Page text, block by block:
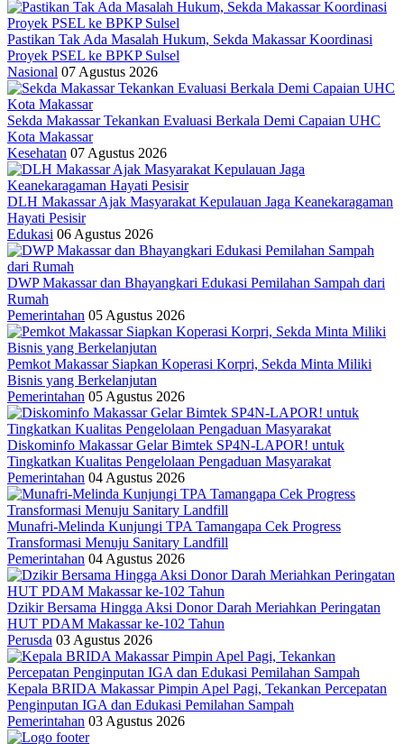
Pastikan Tak Ada Masalah Hukum, Sekda Makassar Koordinasi
Proyek PSEL ke BPKP Sulsel
Nasional 07 Agustus 2026
Sekda Makassar Tekankan Evaluasi Berkala Demi Capaian UHC
Kota Makassar
Kesehatan 07 Agustus 2026
DLH Makassar Ajak Masyarakat Kepulauan Jaga Keanekaragaman
Hayati Pesisir
Edukasi 06 Agustus 2026
DWP Makassar dan Bhayangkari Edukasi Pemilahan Sampah dari
Rumah
Pemerintahan 05 Agustus 2026
Pemkot Makassar Siapkan Koperasi Korpri, Sekda Minta Miliki
Bisnis yang Berkelanjutan
Pemerintahan 05 Agustus 2026
Diskominfo Makassar Gelar Bimtek SP4N-LAPOR! untuk
Tingkatkan Kualitas Pengelolaan Pengaduan Masyarakat
Pemerintahan 04 Agustus 2026
Munafri-Melinda Kunjungi TPA Tamangapa Cek Progress
Transformasi Menuju Sanitary Landfill
Pemerintahan 04 Agustus 2026
Dzikir Bersama Hingga Aksi Donor Darah Meriahkan Peringatan
HUT PDAM Makassar ke-102 Tahun
Perusda 03 Agustus 2026
Kepala BRIDA Makassar Pimpin Apel Pagi, Tekankan Percepatan
Penginputan IGA dan Edukasi Pemilahan Sampah
Pemerintahan 03 Agustus 2026